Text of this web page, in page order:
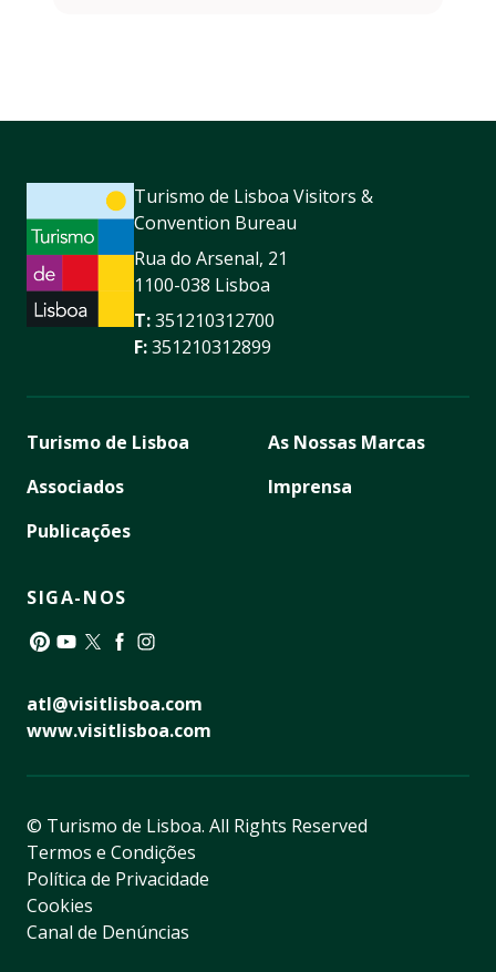
Turismo de Lisboa Visitors &
Convention Bureau
Rua do Arsenal, 21
1100-038 Lisboa
T:351210312700
F:351210312899
Turismo de Lisboa
Associados
Publicações
As Nossas Marcas
Imprensa
SIGA-NOS
atl@visitlisboa.com
www.visitlisboa.com
© Turismo de Lisboa. All Rights Reserved
Termos e Condições
Política de Privacidade
Cookies
Canal de Denúncias